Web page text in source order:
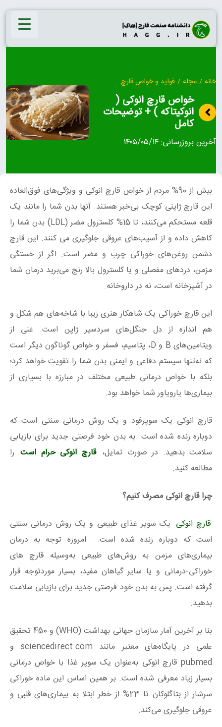
Skip
content
خانه / مجله / فواید و خواص قارچ
خواص قارچ انوکی (
انوکیتاکه ) + توضیحات
کامل
آخرین بروزرسانی:۱۴۰۵/۰۵/۱۴
بیش از 90% مردم از خواص قارچ انوکی و ویژگی‌های فوق‌العاده
این قارچ ژاپنی کوچک بی‌خبر هستند. آنها بدن شما را مانند یک
قلعه مستحکم می‌کنند، تا 15% کلسترول مضر (LDL) بدن شما را
کاهش داده و از آسیب‌های عروقی جلوگیری می کنند. این قارچ
دشمن روغن‌های خوراکی چرب و مضر است. اگر از خستگی
مزمن، دردهای مفصلی و یا کلسترول بالا رنج می‌برید درمان شما
در آشپزخانه است، نه در داروخانه.
این قارچ خوراکی یک شاهکار هنری زیبا با شاخه‌های هم شکل و
هم اندازه از دل جنگل‌های سردسیر ژاپن است. غنی از
ویتامین‌های B و D، پتاسیم، فسفر و خواص گوناگون دیگر است
که نه‌تنها سیستم دفاعی و ایمنی بدن شما را تقویت خواهد کرد؛
بلکه با خواص درمانی طبیعی مختلف در مبارزه با بسیاری از
بیماری‌ها یارویاور شما خواهد بود.
قارچ انوکی یک سوپرفود و یک روش درمانی سنتی است که
دوباره زنده شده است. به بدن خود فرصتی جدید برای بازیابی
سلامت بدهید. در صورت تمایل، قارچ انوکی حرام است را
مطالعه کنید.
چرا قارچ انوکی مصرف کنیم؟
قارچ انوکی یک سوپر غذای طبیعی و یک روش درمانی سنتی
است که دوباره زنده شده است. امروزه توجه به درمان
بیماری‌های مزمن به روش‌های طبیعی به‌وسیله قارچ های
خوراکی-درمانی و یا سایر گیاهان مفید، بسیار موردتوجه قرار
گرفته است. پس به بدن خود فرصتی جدید برای بازیابی سلامت
بدهید.
بنا بر آخرین آمار سازمان جهانی بهداشت (WHO) و 450 تحقیق
علمی در پایگاه‌های معتبر مانند sciencedirect.com و
pubmed قارچ انوکی به‌عنوان یک سوپر غذا با خواص درمانی
بسیار زیاد معرفی شده است. بر همین اساس این ماده خوراکی
سرشار از بتاگلوکان تا 23% از خطر ابتلا به بیماری‌های قلبی و
عروقی جلوگیری می‌کند.